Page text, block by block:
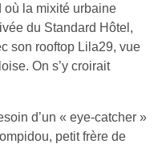
où la mixité urbaine
du Standard Hôtel,
son rooftop Lila29, vue
On s’y croirait
d’un « eye-catcher »
petit frère de